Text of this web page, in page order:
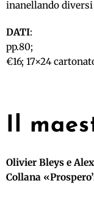
inanellando
DATI:
pp.80;
€16; 17×24
Il
Olivier Bleys e
Collana